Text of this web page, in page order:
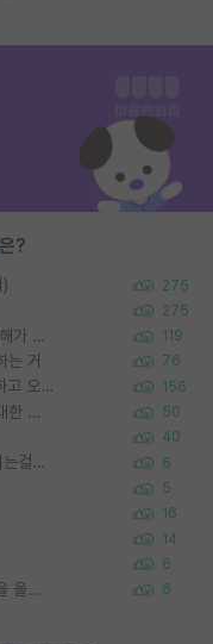
?
275
275
대학원생들 교수에게 가스라이팅 당한 것은 이해가 갑니다. 안타깝네요. 119
는 거 76
석사입학예정생 분들! 제발 어느 정도 각오는 하고 오세요. 156
포스텍 억까에 대해 (동문의 학문적 아웃풋에 대한 반박) 50
40
왜 후배가 못하는걸 교수님은 내 책임으로 돌리는걸까요? 6
5
16
14
6
정보보안 연구하는 입장에선 식별가능한 사진을 올리는건 비추이긴함 6